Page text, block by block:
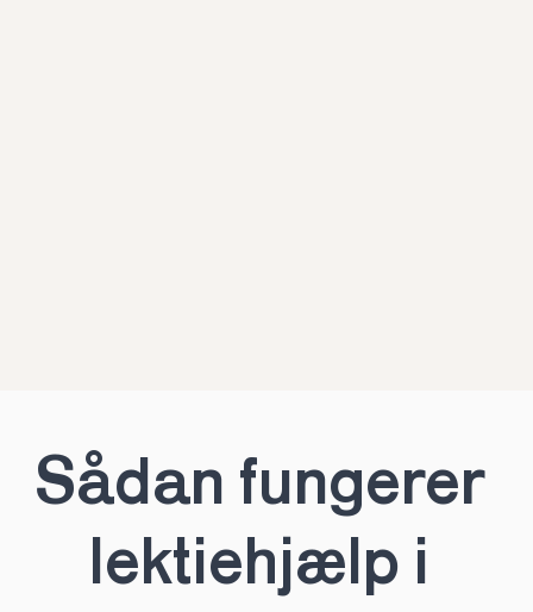
Sådan fungerer
lektiehjælp i